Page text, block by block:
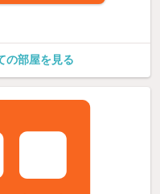
の部屋を見る